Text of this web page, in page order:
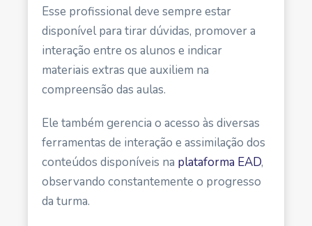
Esse profissional deve sempre estar
disponível para tirar dúvidas, promover a
interação entre os alunos e indicar
materiais extras que auxiliem na
compreensão das aulas.
Ele também gerencia o acesso às diversas
ferramentas de interação e assimilação dos
conteúdos disponíveis na plataforma EAD,
observando constantemente o progresso
da turma.